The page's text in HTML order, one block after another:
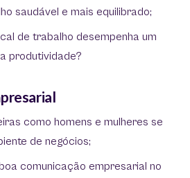
saudável e mais equilibrado;
de trabalho desempenha um
produtividade?
como homens e mulheres se
de negócios;
comunicação empresarial no